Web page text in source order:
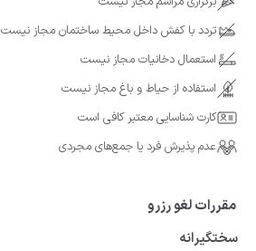
تردد با کفش داخل محیط ساختمان مجاز نیست
استعمال دخانیات مجاز نیست
استفاده از حیاط و باغ مجاز نیست
کارت شناسایی معتبر کافی است
عدم پذیرش فرد یا جمع‌های مجردی
مقررات لغو رزرو
سختگیرانه